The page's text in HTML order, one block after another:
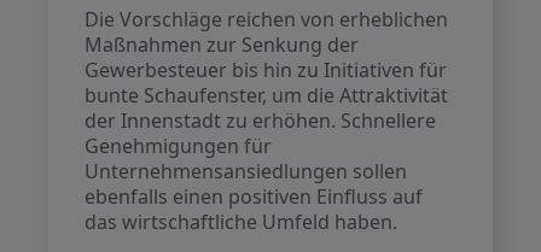
Die Vorschläge reichen von erheblichen
Maßnahmen zur Senkung der
Gewerbesteuer bis hin zu Initiativen für
bunte Schaufenster, um die Attraktivität
der Innenstadt zu erhöhen. Schnellere
Genehmigungen für
Unternehmensansiedlungen sollen
ebenfalls einen positiven Einfluss auf
das wirtschaftliche Umfeld haben.